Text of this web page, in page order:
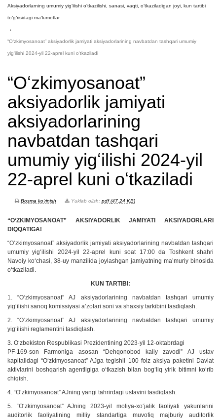
Aksiyadorlarning umumiy yig‘ilishi o‘tkazilishi, sanasi, vaqti, o‘tkaziladigan joyi, kun tartibi
to‘g‘risidagi ma’lumotlar
“Oʻzkimyosanoat” aksiyadorlik jamiyati aksiyadorlarining navbatdan tashqari umumiy
yigʻilishi 2024-yil 22-aprel kuni oʻtkaziladi
“Oʻzkimyosanoat”
aksiyadorlik jamiyati
aksiyadorlarining
navbatdan tashqari
umumiy yigʻilishi 2024-yil
22-aprel kuni oʻtkaziladi
Bosma ko'rinish Yuklab olish: pdf (47.24 KB)
“OʻZKIMYOSANOAT” AKSIYADORLIK JAMIYATI AKSIYADORLARI
DIQQATIGA!
“Oʻzkimyosanoat” aksiyadorlik jamiyati aksiyadorlarining navbatdan tashqari
umumiy yigʻilishi 2024-yil 22-aprel kuni soat 17:00 da Toshkent shahri
Navoiy koʻchasi, 38-uy manzilida joylashgan jamiyatning maʼmuriy binosida
oʻtkaziladi.
KUN TARTIBI:
1. “Oʻzkimyosanoat” AJ aksiyadorlarining navbatdan tashqari umumiy
yigʻilishi sanoq komissiyasi aʼzolari soni va shaxsiy tarkibini tasdiqlash.
2. “Oʻzkimyosanoat” AJ aksiyadorlarining navbatdan tashqari umumiy
yigʻilishi reglamentini tasdiqlash.
3. Oʻzbekiston Respublikasi Prezidentining 2023-yil 12-oktabrdagi
PF-169-son Farmoniga asosan “Dehqonobod kaliy zavodi” AJ ustav
kapitalidagi “Oʻzkimyosanoat” AJga tegishli 100 foiz aksiya paketini Davlat
aktivlarini boshqarish agentligiga oʻtkazish bilan bogʻliq yirik bitimni koʻrib
chiqish.
4. “Oʻzkimyosanoat” AJning yangi tahrirdagi ustavini tasdiqlash.
5. “Oʻzkimyosanoat” AJning 2023-yil moliya-xoʻjalik faoliyati yakunlarini
auditorlik faoliyatining milliy standartiga muvofiq majburiy auditorlik